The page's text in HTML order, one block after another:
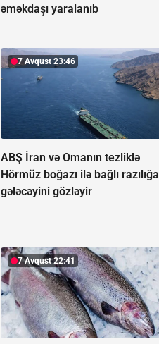
əməkdaşı yaralanıb
7 Avqust 23:46
ABŞ İran və Omanın tezliklə
Hörmüz boğazı ilə bağlı razılığa
gələcəyini gözləyir
7 Avqust 22:41